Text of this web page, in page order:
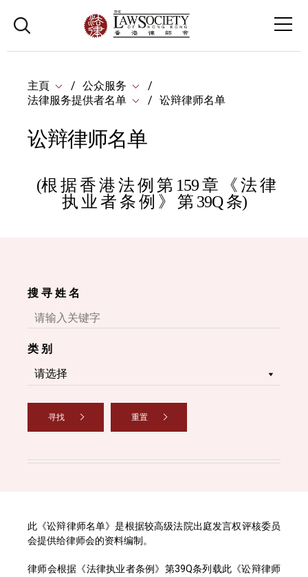
主頁
公众服务
法律服务提供者名单
讼辩律师名单
讼辩律师名单
(根 据 香 港 法 例 第 159 章 《 法 律
执 业 者 条 例 》 第 39Q 条)
搜 寻 姓 名
类 别
寻找 重置
此《讼辩律师名单》是根据较高级法院出庭发言权评核委员
会提供给律师会的资料编制。
律师会根据《法律执业者条例》第39Q条列载此《讼辩律师